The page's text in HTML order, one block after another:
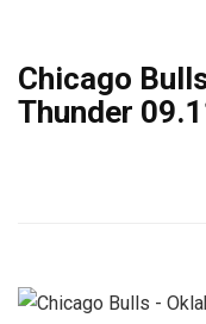
Chicago
Thunder